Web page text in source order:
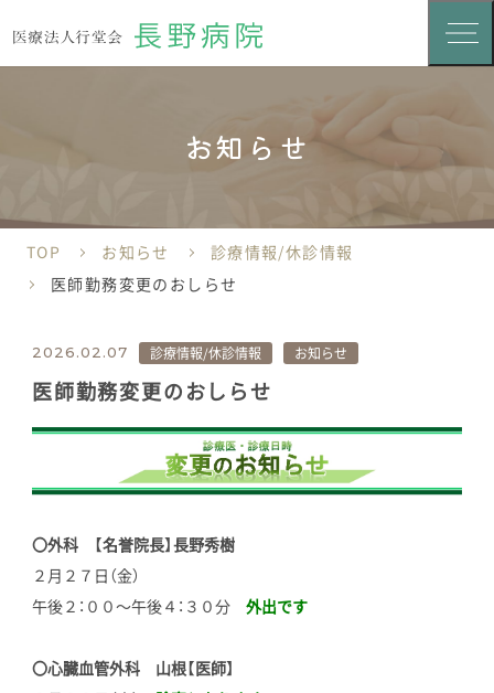
お知らせ
TOP お知らせ
診療情報/休診情報
医師勤務変更のおしらせ
2026.02.07 診療情報/休診情報 お知らせ
医師勤務変更のおしらせ
〇外科 【名誉院長】長野秀樹
２月２７日（金）
午後２：００～午後４：３０分 外出です
〇心臓血管外科 山根【医師】